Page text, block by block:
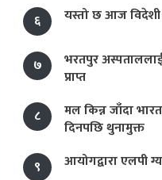
६
यस्तो छ आज विदेशी
७
भरतपुर
प्राप्त
८
मल किन्न जाँदा
दिनपछि थुनामुक्त
९
आयोगद्वारा एलपी